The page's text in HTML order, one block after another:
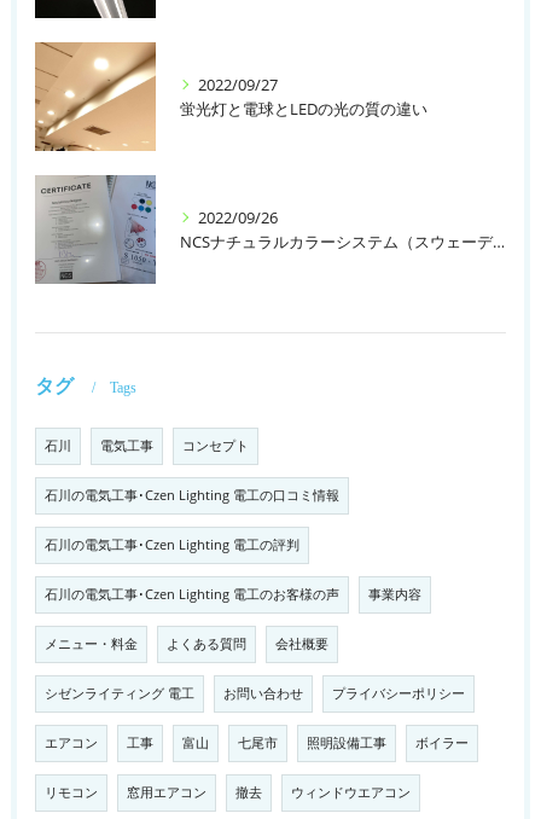
2022/09/27
蛍光灯と電球とLEDの光の質の違い
2022/09/26
NCSナチュラルカラーシステム（スウェーデン）
タグ Tags
石川 電気工事 コンセプト
石川の電気工事･Czen Lighting 電工の口コミ情報
石川の電気工事･Czen Lighting 電工の評判
石川の電気工事･Czen Lighting 電工のお客様の声 事業内容
メニュー・料金 よくある質問 会社概要
シゼンライティング 電工 お問い合わせ プライバシーポリシー
エアコン 工事 富山 七尾市 照明設備工事 ボイラー
リモコン 窓用エアコン 撤去 ウィンドウエアコン